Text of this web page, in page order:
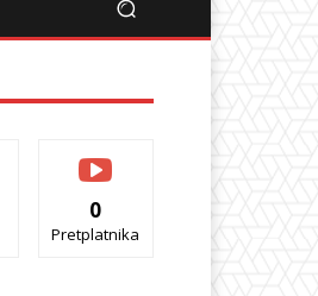
0
Pretplatnika